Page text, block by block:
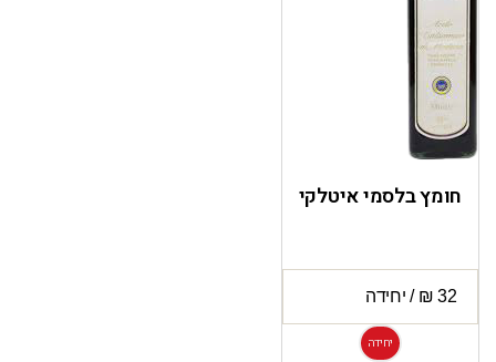
חומץ בלסמי איטלקי
יחידה